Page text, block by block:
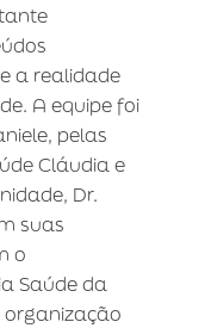
a realidade
A equipe foi
pelas
Cláudia e
Dr.
suas
o
Saúde da
organização